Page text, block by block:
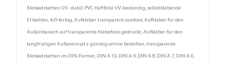
Klebeetiketten UV- stabil, PVC Haftfolie UV-beständig, selbstklebende
Etiketten, 4/0-farbig, Aufkleber transparent outdoor, Aufkleber für den
Außenbereich auf transparente Klebefolie gedruckt, Aufkleber für den
langfristigen Außeneinsatz günstig online bestellen, transparente
Klebeetiketten im DIN-Format, DIN A 10, DIN A 9, DIN A 8, DIN A 7, DIN A 6,